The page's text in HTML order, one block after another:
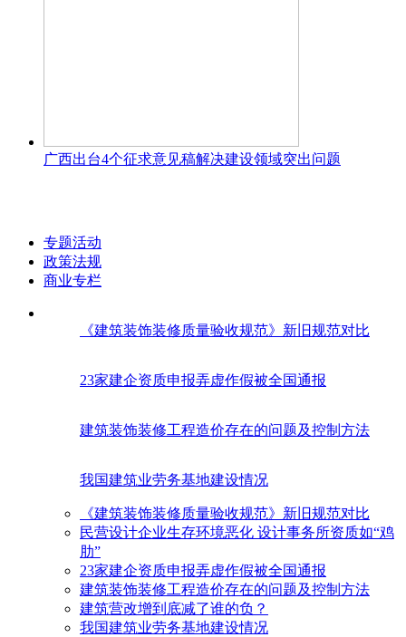
广西出台4个征求意见稿解决建设领域突出问题
专题活动
政策法规
商业专栏
《建筑装饰装修质量验收规范》新旧规范对比
23家建企资质申报弄虚作假被全国通报
建筑装饰装修工程造价存在的问题及控制方法
我国建筑业劳务基地建设情况
《建筑装饰装修质量验收规范》新旧规范对比
民营设计企业生存环境恶化 设计事务所资质如“鸡
肋”
23家建企资质申报弄虚作假被全国通报
建筑装饰装修工程造价存在的问题及控制方法
建筑营改增到底减了谁的负？
我国建筑业劳务基地建设情况